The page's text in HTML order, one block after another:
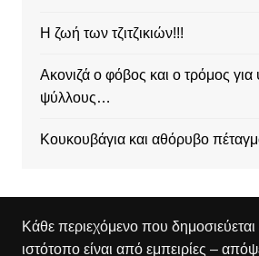
Η ζωή των τζιτζικιών!!!
Ακονιζά ο φόβος και ο τρόμος για
ψύλλους…
Κουκουβάγια και αθόρυβο
Κάθε περιεχόμενο που
ιστότοπο είναι από εμπειρίες –